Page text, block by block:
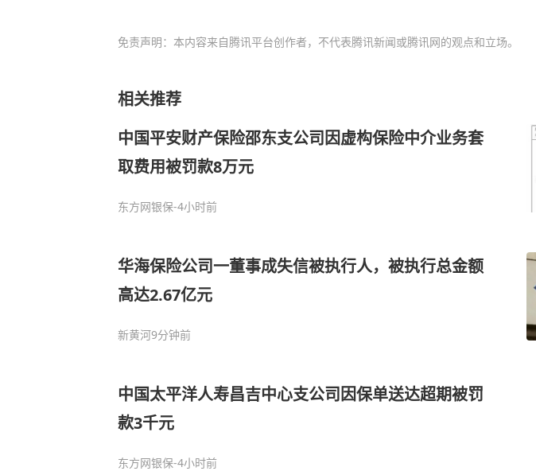
免责声明：本内容来自腾讯平台创作者，不代表腾讯新闻或腾讯网的观点和立场。
相关推荐
中国平安财产保险邵东支公司因虚构保险中介业务套
取费用被罚款8万元
东方网银保-4小时前
华海保险公司一董事成失信被执行人，被执行总金额
高达2.67亿元
新黄河9分钟前
中国太平洋人寿昌吉中心支公司因保单送达超期被罚
款3千元
东方网银保-4小时前